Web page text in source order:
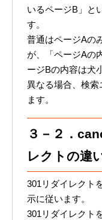
いるページB」と
す。
普通はページAの
が、「ページAの
ージBの内容は犬
異なる場合、検索
ます。
３－２．
レクトの違
301リダイレクト
示に従います。
301リダイレクト